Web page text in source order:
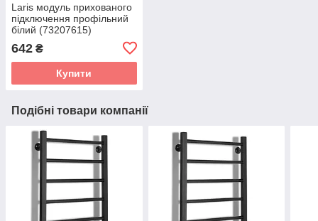
Laris модуль прихованого
підключення профільний
білий (73207615)
642 ₴
Купити
Подібні товари компанії